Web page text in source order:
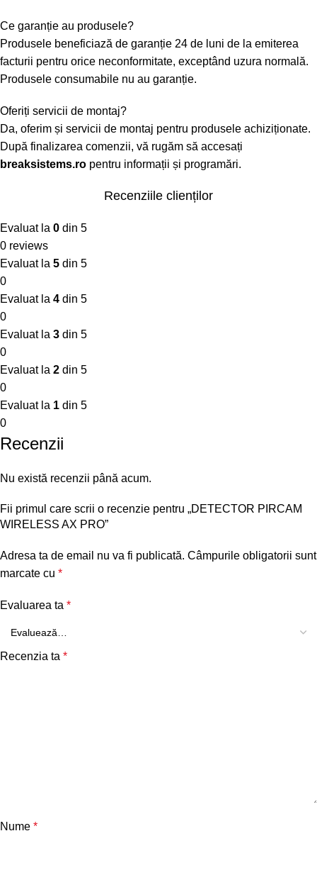
Ce garanție au produsele?
Produsele beneficiază de garanție 24 de luni de la emiterea
facturii pentru orice neconformitate, exceptând uzura normală.
Produsele consumabile nu au garanție.
Oferiți servicii de montaj?
Da, oferim și servicii de montaj pentru produsele achiziționate.
După finalizarea comenzii, vă rugăm să accesați
breaksistems.ro pentru informații și programări.
Recenziile clienților
Evaluat la 0 din 5
0 reviews
Evaluat la 5 din 5
0
Evaluat la 4 din 5
0
Evaluat la 3 din 5
0
Evaluat la 2 din 5
0
Evaluat la 1 din 5
0
Recenzii
Nu există recenzii până acum.
Fii primul care scrii o recenzie pentru „DETECTOR PIRCAM
WIRELESS AX PRO”
Adresa ta de email nu va fi publicată. Câmpurile obligatorii sunt
marcate cu *
Evaluarea ta *
Recenzia ta *
Nume *